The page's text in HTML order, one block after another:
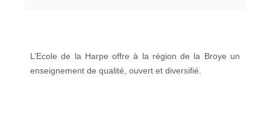
L’Ecole de la Harpe offre à la région de la Broye un
enseignement de qualité, ouvert et diversifié.